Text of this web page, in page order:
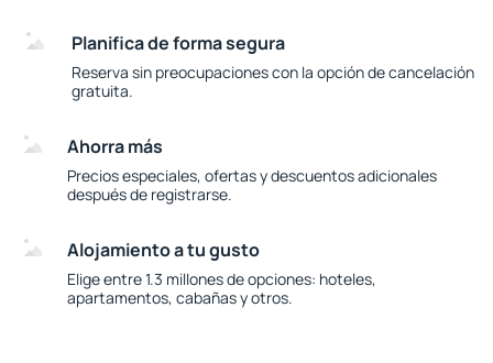
Planifica de forma segura
Reserva sin preocupaciones con la opción de cancelación
gratuita.
Ahorra más
Precios especiales, ofertas y descuentos adicionales
después de registrarse.
Alojamiento a tu gusto
Elige entre 1.3 millones de opciones: hoteles,
apartamentos, cabañas y otros.